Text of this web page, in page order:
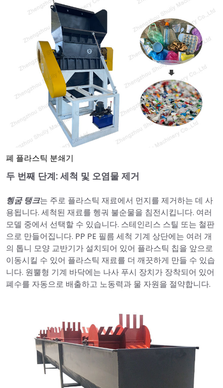
폐 플라스틱 분쇄기
두 번째 단계: 세척 및 오염물 제거
헹굼 탱크는 주로 플라스틱 재료에서 먼지를 제거하는 데 사
용됩니다. 세척된 재료를 헹궈 불순물을 침전시킵니다. 여러
모델 중에서 선택할 수 있습니다. 스테인리스 스틸 또는 철판
으로 만들어집니다. PP PE 필름 세척 기계 상단에는 여러 개
의 톱니 모양 교반기가 설치되어 있어 플라스틱 칩을 앞으로
이동시킬 수 있어 플라스틱 재료를 더 깨끗하게 만들 수 있습
니다. 원뿔형 기계 바닥에는 나사 푸시 장치가 장착되어 있어
폐수를 자동으로 배출하고 노동력과 물 자원을 절약합니다.